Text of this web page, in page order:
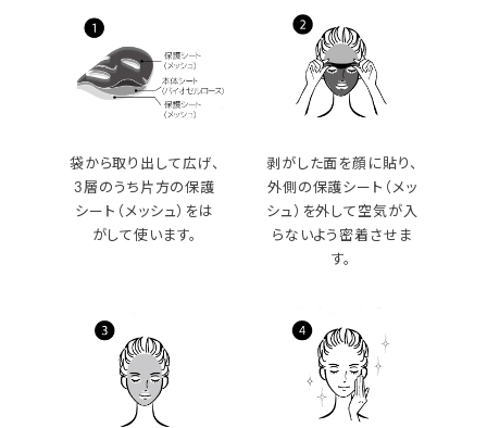
袋から取り出して広げ、
3層のうち片方の保護
シート（メッシュ）をは
がして使います。
剥がした面を顔に貼り、
外側の保護シート（メッ
シュ）を外して空気が入
らないよう密着させま
す。